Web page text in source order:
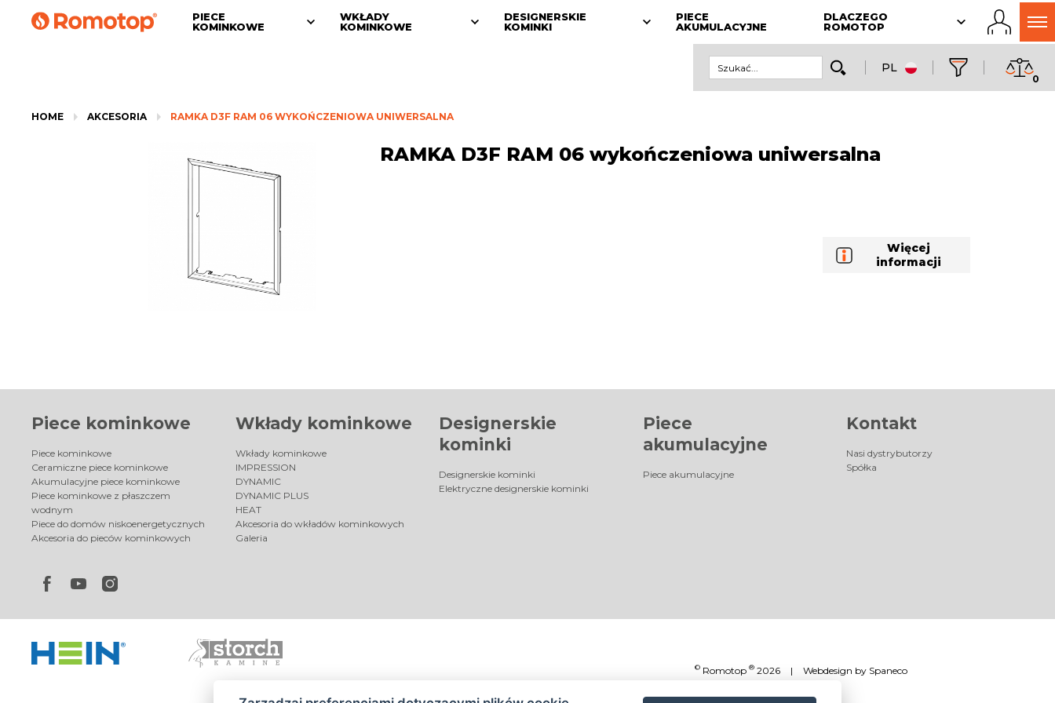
PIECE
KOMINKOWE
WKŁADY
KOMINKOWE
DESIGNERSKIE
KOMINKI
PIECE
AKUMULACYJNE
DLACZEGO
ROMOTOP
PL
0
HOME AKCESORIA RAMKA D3F RAM 06 WYKOŃCZENIOWA UNIWERSALNA
RAMKA D3F RAM 06 wykończeniowa uniwersalna
Więcej
informacji
Piece kominkowe
Piece kominkowe
Ceramiczne piece kominkowe
Akumulacyjne piece kominkowe
Piece kominkowe z płaszczem
wodnym
Piece do domów niskoenergetycznych
Akcesoria do pieców kominkowych
Wkłady kominkowe
Wkłady kominkowe
IMPRESSION
DYNAMIC
DYNAMIC PLUS
HEAT
Akcesoria do wkładów kominkowych
Galeria
Designerskie
kominki
Designerskie kominki
Elektryczne designerskie kominki
Piece
akumulacyjne
Piece akumulacyjne
Kontakt
Nasi dystrybutorzy
Spółka
©Romotop ®2026 | Webdesign by Spaneco